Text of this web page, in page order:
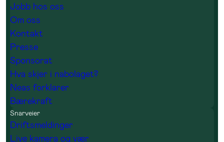
Jobb hos oss
Om oss
Kontakt
Presse
Sponsorat
Hva skjer i nabolaget?
Neas forklarer
Bærekraft
Snarveier
Driftsmeldinger
Live kamera og vær